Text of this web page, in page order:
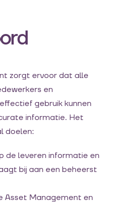
zorgt ervoor dat alle
en
gebruik kunnen
informatie. Het
doelen:
de leveren informatie en
bij aan een beheerst
Asset Management en